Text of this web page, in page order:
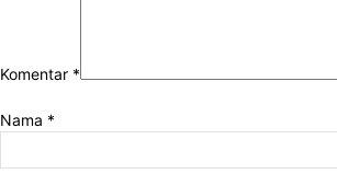
Komentar *
Nama *